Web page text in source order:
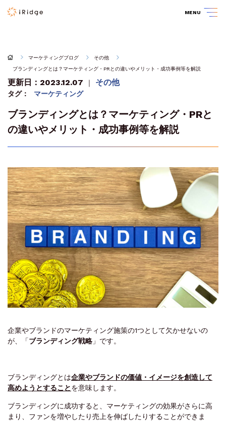
MENU
マーケティングブログ
その他
ブランディングとは？マーケティング・PRとの違いやメリット・成功事例等を解説
更新日：2023.12.07 ｜ その他
タグ： マーケティング
ブランディングとは？マーケティング・PRと
の違いやメリット・成功事例等を解説
企業やブランドのマーケティング施策の1つとして欠かせないの
が、「ブランディング戦略 」です。
ブランディングとは企業やブランドの価値・イメージを創造して
高めようとすることを意味します。
ブランディングに成功すると、マーケティングの効果がさらに高
まり、ファンを増やしたり売上を伸ばしたりすることができま